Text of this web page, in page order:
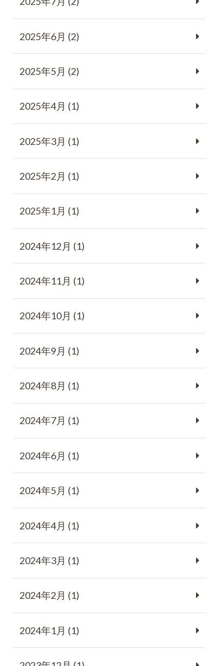
2025年6月 (2)
2025年5月 (2)
2025年4月 (1)
2025年3月 (1)
2025年2月 (1)
2025年1月 (1)
2024年12月 (1)
2024年11月 (1)
2024年10月 (1)
2024年9月 (1)
2024年8月 (1)
2024年7月 (1)
2024年6月 (1)
2024年5月 (1)
2024年4月 (1)
2024年3月 (1)
2024年2月 (1)
2024年1月 (1)